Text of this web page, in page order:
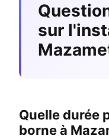
sur
Quelle durée
borne à